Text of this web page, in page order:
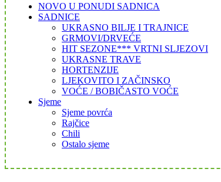
NOVO U PONUDI SADNICA
SADNICE
UKRASNO BILJE I TRAJNICE
GRMOVI/DRVEĆE
HIT SEZONE*** VRTNI SLJEZOVI
UKRASNE TRAVE
HORTENZIJE
LJEKOVITO I ZAČINSKO
VOĆE / BOBIČASTO VOĆE
Sjeme
Sjeme povrća
Rajčice
Chili
Ostalo sjeme